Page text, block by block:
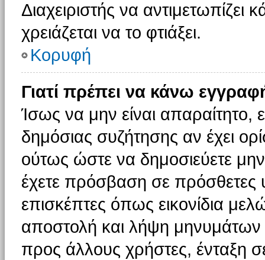
Διαχειριστής να αντιμετωπίζει
χρειάζεται να το φτιάξει.
Κορυφή
Γιατί πρέπει να κάνω
Ίσως να μην είναι απαραίτητο,
δημόσιας συζήτησης αν έχει
ούτως ώστε να δημοσιεύετε
έχετε πρόσβαση σε πρόσθετες
επισκέπτες όπως εικονίδια
αποστολή και λήψη μηνυμάτων
προς άλλους χρήστες, ένταξη